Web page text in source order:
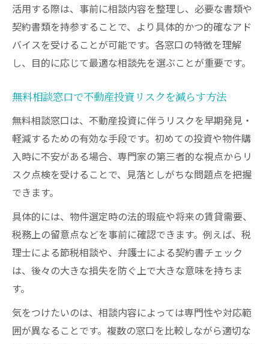
活用する際は、事前に相談内容を整理し、必要な書類や
契約書類を持参することで、より具体的かつ的確なアド
バイスを受けることが可能です。各窓口の特徴を理解
し、目的に応じて最適な相談先を選ぶことが重要です。
無料相談窓口で不動産投資リスクを減らす方法
無料相談窓口は、不動産投資に伴うリスクを早期発見・
軽減するための有効な手段です。初めての投資や物件購
入時に不安がある場合、専門家の第三者的な視点からリ
スク点検を受けることで、見落としがちな問題点を把握
できます。
具体的には、物件選定時の法的瑕疵や将来の賃貸需要、
税務上の留意点などを事前に確認できます。例えば、税
理士による節税相談や、弁護士による契約書チェック
は、後々の大きな損失を防ぐ上で大きな意味を持ちま
す。
気をつけたいのは、相談内容によっては専門性や対応範
囲が異なることです。複数の窓口を比較しながら適切な